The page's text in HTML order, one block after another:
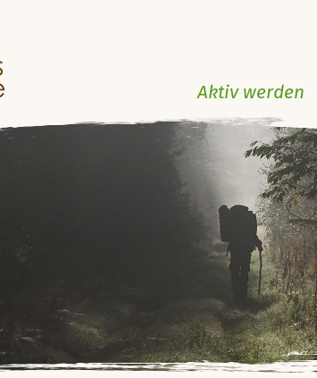
Aktiv werden